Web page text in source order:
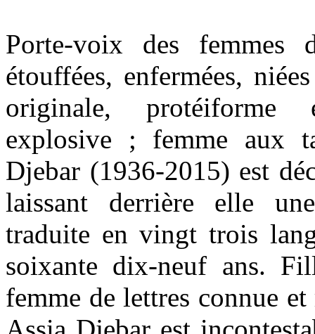
Porte-voix des
étouffées, enfermées,
originale, protéiforme
explosive ; femme aux
Djebar (1936-2015) est
laissant derrière elle
traduite en vingt trois
soixante dix-neuf ans.
femme de lettres connue